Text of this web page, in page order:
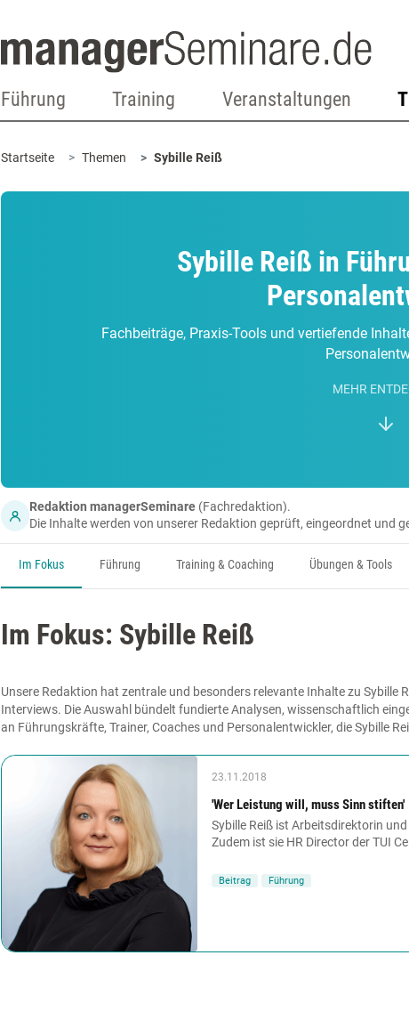
Führung Training Veranstaltungen
Startseite Themen Sybille Reiß
Sybille Reiß in
Fachbeiträge, Praxis-Tools und vertiefende
MEHR
Redaktion managerSeminare (Fachredaktion).
Die Inhalte werden von unserer Redaktion geprüft, eingeordnet und
Im Fokus Führung Training & Coaching Übungen & Tools
Im Fokus: Sybille Reiß
Unsere Redaktion hat zentrale und besonders relevante Inhalte zu
Interviews. Die Auswahl bündelt fundierte Analysen, wissenschaftlich
an Führungskräfte, Trainer, Coaches und Personalentwickler, die Sybille
23.11.2018
'Wer Leistung will, muss Sinn stiften'
Sybille Reiß ist Arbeitsdirektorin
Zudem ist sie HR Director der TUI
Beitrag Führung